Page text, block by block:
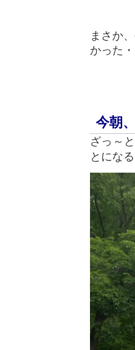
まさか
かった
今朝
ざっ～
とにな